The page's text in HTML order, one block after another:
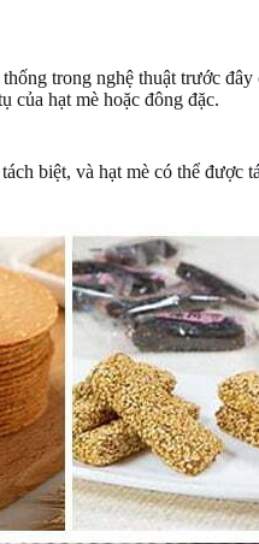
trong nghệ thuật trước
của hạt mè hoặc đông đặc.
biệt, và hạt mè có thể được